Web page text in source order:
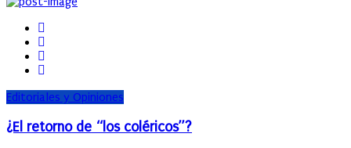
Editoriales y Opiniones
¿El retorno de “los coléricos”?